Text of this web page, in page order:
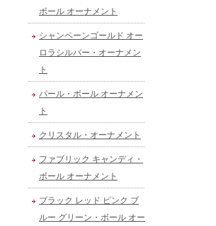
ボール オーナメント
シャンペーンゴールド オー
ロラシルバー・オーナメン
ト
パール・ボール オーナメン
ト
クリスタル・オーナメント
ファブリック キャンディ・
ボール オーナメント
ブラック レッド ピンク ブ
ルー グリーン・ボール オー